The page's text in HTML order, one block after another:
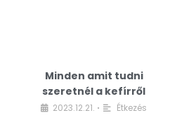
Minden amit tudni
szeretnél a kefírről
2023.12.21. • Étkezés